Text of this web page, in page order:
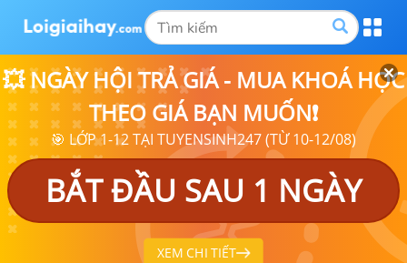
💥 NGÀY HỘI TRẢ GIÁ - MUA KHOÁ HỌC
THEO GIÁ BẠN MUỐN❗
🎯 LỚP 1-12 TẠI TUYENSINH247 (TỪ 10-12/08)
BẮT ĐẦU SAU 1 NGÀY
XEM CHI TIẾT